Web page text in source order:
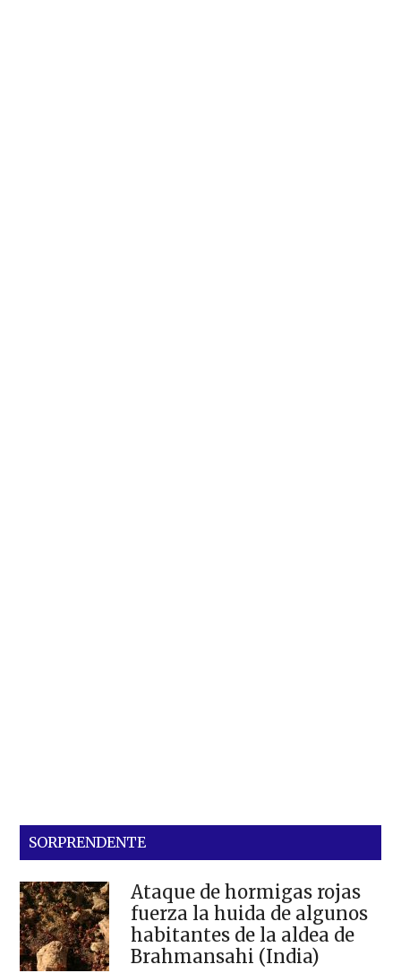
SORPRENDENTE
Ataque de hormigas rojas
fuerza la huida de algunos
habitantes de la aldea de
Brahmansahi (India)